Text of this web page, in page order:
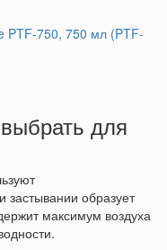
PTF-750, 750 мл (PTF-
для
образует
максимум воздуха